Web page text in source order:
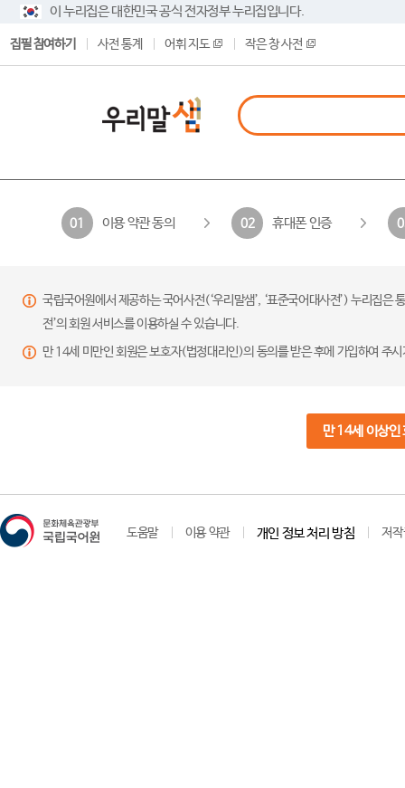
이 누리집은 대한민국 공식 전자정부 누리집입니다.
집필 참여하기 사전 통계 어휘 지도 작은 창 사전
01 이용 약관 동의 02 휴대폰 인증
국립국어원에서 제공하는 국어사전(‘우리말샘’, ‘표준국어대사전’) 누리집
전’의 회원 서비스를 이용하실 수 있습니다.
만 14세 미만인 회원은 보호자(법정대리인)의 동의를 받은 후에 가입하여 주
만 14세 이상인
도움말 이용 약관 개인 정보 처리 방침 저